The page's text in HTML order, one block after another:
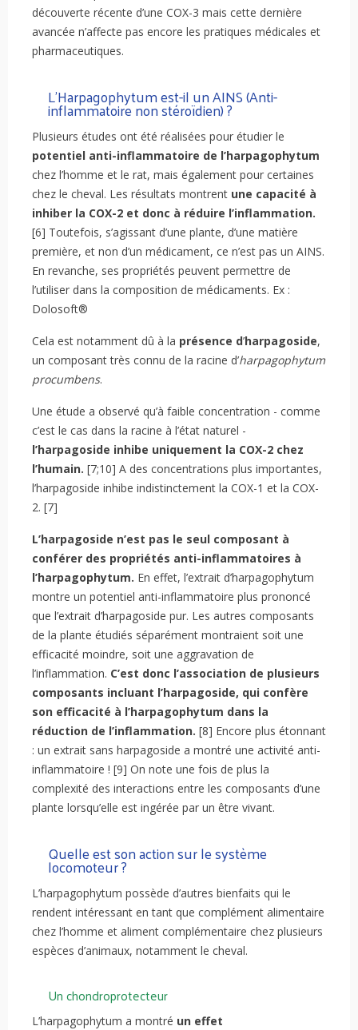
découverte récente d’une COX-3 mais cette dernière
avancée n’affecte pas encore les pratiques médicales et
pharmaceutiques.
L’Harpagophytum est-il un AINS (Anti-
inflammatoire non stéroïdien) ?
Plusieurs études ont été réalisées pour étudier le
potentiel anti-inflammatoire de l’harpagophytum
chez l’homme et le rat, mais également pour certaines
chez le cheval. Les résultats montrent une capacité à
inhiber la COX-2 et donc à réduire l’inflammation.
[6] Toutefois, s’agissant d’une plante, d’une matière
première, et non d’un médicament, ce n’est pas un AINS.
En revanche, ses propriétés peuvent permettre de
l’utiliser dans la composition de médicaments. Ex :
Dolosoft®
Cela est notamment dû à la présence d’harpagoside,
un composant très connu de la racine d’harpagophytum
procumbens.
Une étude a observé qu’à faible concentration - comme
c’est le cas dans la racine à l’état naturel -
l’harpagoside inhibe uniquement la COX-2 chez
l’humain. [7;10] A des concentrations plus importantes,
l’harpagoside inhibe indistinctement la COX-1 et la COX-
2. [7]
L’harpagoside n’est pas le seul composant à
conférer des propriétés anti-inflammatoires à
l’harpagophytum. En effet, l’extrait d’harpagophytum
montre un potentiel anti-inflammatoire plus prononcé
que l’extrait d’harpagoside pur. Les autres composants
de la plante étudiés séparément montraient soit une
efficacité moindre, soit une aggravation de
l’inflammation. C’est donc l’association de plusieurs
composants incluant l’harpagoside, qui confère
son efficacité à l’harpagophytum dans la
réduction de l’inflammation. [8] Encore plus étonnant
: un extrait sans harpagoside a montré une activité anti-
inflammatoire ! [9] On note une fois de plus la
complexité des interactions entre les composants d’une
plante lorsqu’elle est ingérée par un être vivant.
Quelle est son action sur le système
locomoteur ?
L’harpagophytum possède d’autres bienfaits qui le
rendent intéressant en tant que complément alimentaire
chez l’homme et aliment complémentaire chez plusieurs
espèces d’animaux, notamment le cheval.
Un chondroprotecteur
L’harpagophytum a montré un effet